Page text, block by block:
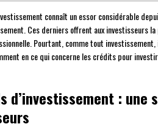
connaît un essor considérable
Ces derniers offrent aux investisseurs
Pourtant, comme tout
en ce qui concerne les crédits pour
d’investissement :